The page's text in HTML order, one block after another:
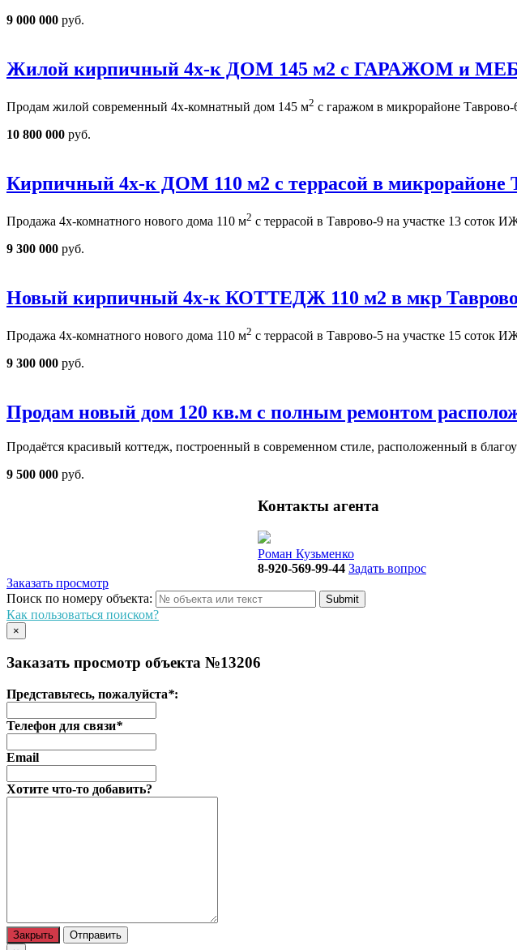
9 000 000 руб.
Жилой кирпичный 4х-к ДОМ 145 м2 с ГАРАЖОМ и
Продам жилой современный 4х-комнатный дом 145 м2 с гаражом в микрорайоне
10 800 000 руб.
Кирпичный 4х-к ДОМ 110 м2 с террасой в микрорайоне
Продажа 4х-комнатного нового дома 110 м2 с террасой в Таврово-9 на участке 13 соток
9 300 000 руб.
Новый кирпичный 4х-к КОТТЕДЖ 110 м2 в мкр
Продажа 4х-комнатного нового дома 110 м2 с террасой в Таврово-5 на участке 15 соток
9 300 000 руб.
Продам новый дом 120 кв.м с полным ремонтом
Продаётся красивый коттедж, построенный в современном стиле, расположенный в
9 500 000 руб.
Контакты агента
Роман Кузьменко
8-920-569-99-44 Задать вопрос
Заказать просмотр
Поиск по номеру объекта:
Как пользоваться поиском?
×
Заказать просмотр объекта №13206
Представьтесь, пожалуйста*:
Телефон для связи*
Email
Хотите что-то добавить?
Закрыть
Отправить